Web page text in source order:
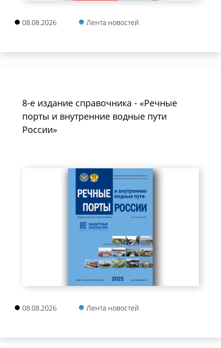
08.08.2026 Лента новостей
8-е издание справочника - «Речные
порты и внутренние водные пути
России»
08.08.2026 Лента новостей